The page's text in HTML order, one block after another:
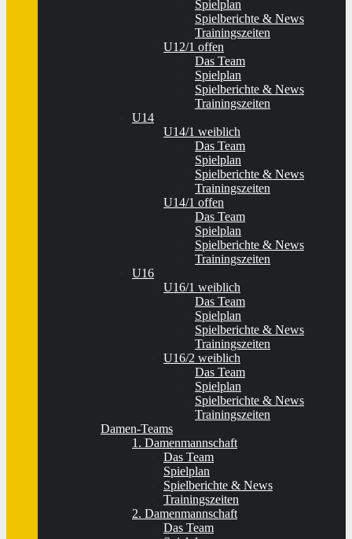
Spielplan
Spielberichte & News
Trainingszeiten
U12/1 offen
Das Team
Spielplan
Spielberichte & News
Trainingszeiten
U14
U14/1 weiblich
Das Team
Spielplan
Spielberichte & News
Trainingszeiten
U14/1 offen
Das Team
Spielplan
Spielberichte & News
Trainingszeiten
U16
U16/1 weiblich
Das Team
Spielplan
Spielberichte & News
Trainingszeiten
U16/2 weiblich
Das Team
Spielplan
Spielberichte & News
Trainingszeiten
Damen-Teams
1. Damenmannschaft
Das Team
Spielplan
Spielberichte & News
Trainingszeiten
2. Damenmannschaft
Das Team